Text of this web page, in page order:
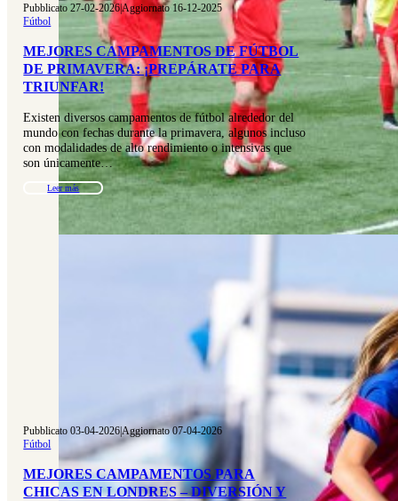
Pubblicato 27-02-2026|Aggiornato 16-12-2025
Fútbol
MEJORES CAMPAMENTOS DE FÚTBOL
DE PRIMAVERA: ¡PREPÁRATE PARA
TRIUNFAR!
Existen diversos campamentos de fútbol alrededor del
mundo con fechas durante la primavera, algunos incluso
con modalidades de alto rendimiento o intensivas que
son únicamente…
Leer más
Pubblicato 03-04-2026|Aggiornato 07-04-2026
Fútbol
MEJORES CAMPAMENTOS PARA
CHICAS EN LONDRES – DIVERSIÓN Y